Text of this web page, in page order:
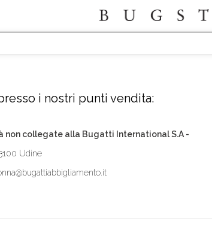
i nostri punti vendita:
non collegate alla Bugatti International S.A -
Udine